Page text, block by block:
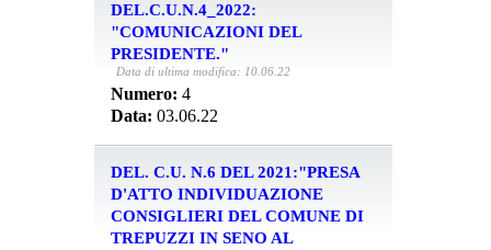
DEL.C.U.N.4_2022:
"COMUNICAZIONI DEL
PRESIDENTE."
Data di ultima modifica: 10.06.22
Numero: 4
Data: 03.06.22
DEL. C.U. N.6 DEL 2021:"PRESA
D'ATTO INDIVIDUAZIONE
CONSIGLIERI DEL COMUNE DI
TREPUZZI IN SENO AL